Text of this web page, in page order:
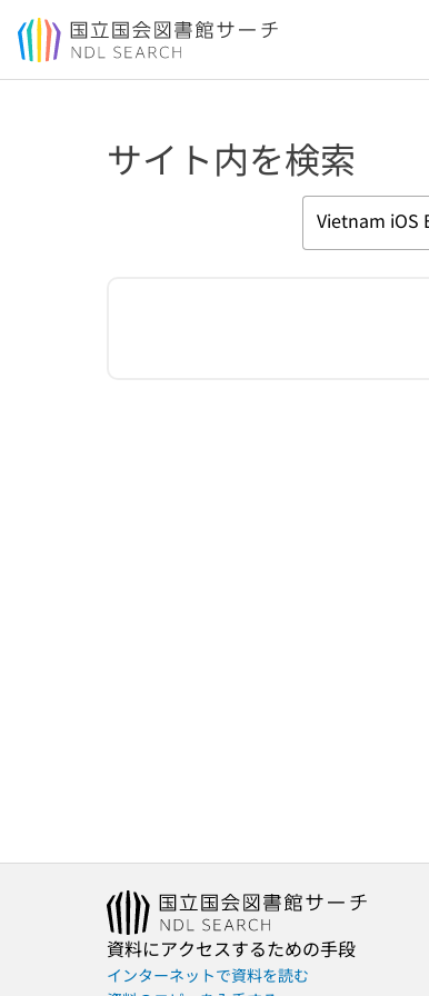
本文へ移動
サイト内を検索
資料にアクセスするための手段
インターネットで資料を読む